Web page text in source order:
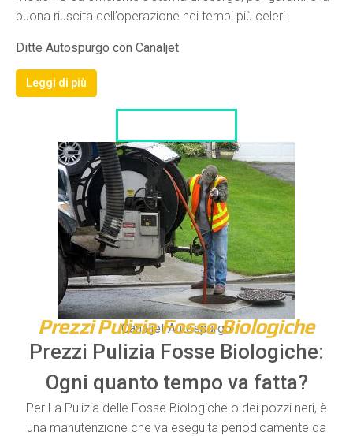
buona riuscita dell’operazione nei tempi più celeri.
Ditte Autospurgo con Canaljet
Leggi di più
Canaljet Autospurgo
Prezzi Pulizia Fosse Biologiche
Prezzi Pulizia Fosse Biologiche:
Ogni quanto tempo va fatta?
Per La Pulizia delle Fosse Biologiche o dei pozzi neri, è
una manutenzione che va eseguita periodicamente da